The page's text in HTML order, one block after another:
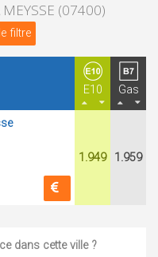
MEYSSE (07400)
filtre
E10 Gas
1.949 1.959
dans cette ville ?